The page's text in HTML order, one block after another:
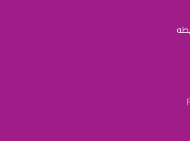
منصة سكولي وجروب مدارس عالمية وأهلية يشرفنا